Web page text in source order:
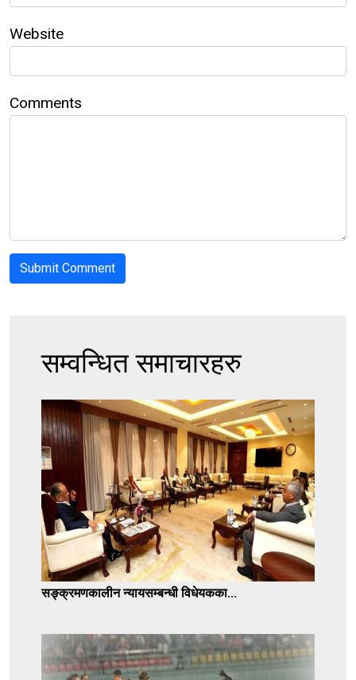
Website
Comments
सम्वन्धित समाचारहरु
सङ्क्रमणकालीन न्यायसम्बन्धी विधेयकका...